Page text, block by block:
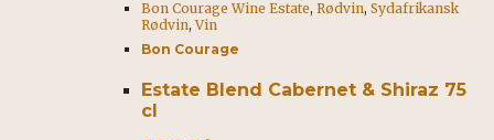
Bon Courage Wine Estate, Rødvin, Sydafrikansk
Rødvin,Vin
Bon Courage
Estate Blend Cabernet & Shiraz 75
cl